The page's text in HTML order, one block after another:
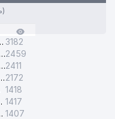
XK
XIZMATI 3182
CHILONZOR ELEKTR TARMOG'I NOSOZLIK XIZMATI2459
O'ZBEKISTON RESPUBLIKASI BOSH PROKURATURASI ISHONCH TELEFONI2411
NOSOZLIKLARI XIZMATI2172
1418
AJ 1417
XIZMATI 1407